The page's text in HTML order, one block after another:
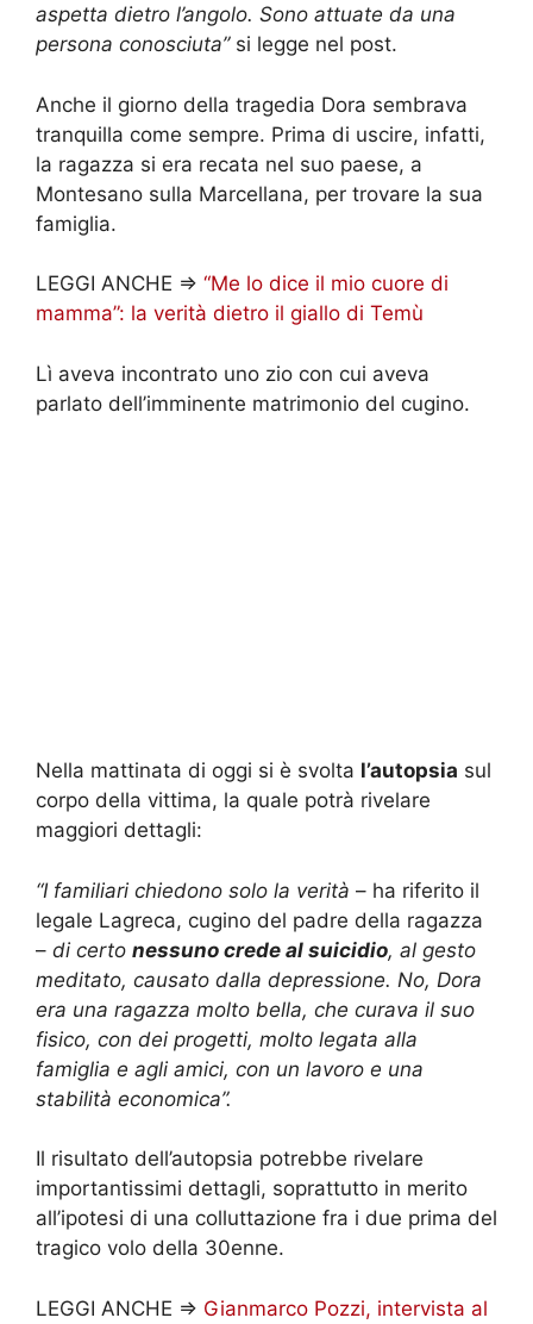
aspetta dietro l’angolo. Sono attuate da una
persona conosciuta”si legge nel post.
Anche il giorno della tragedia Dora sembrava
tranquilla come sempre. Prima di uscire, infatti,
la ragazza si era recata nel suo paese, a
Montesano sulla Marcellana, per trovare la sua
famiglia.
LEGGI ANCHE => “Me lo dice il mio cuore di
mamma”: la verità dietro il giallo di Temù
Lì aveva incontrato uno zio con cui aveva
parlato dell’imminente matrimonio del cugino.
Nella mattinata di oggi si è svolta l’autopsia sul
corpo della vittima, la quale potrà rivelare
maggiori dettagli:
“I familiari chiedono solo la verità – ha riferito il
legale Lagreca, cugino del padre della ragazza
– di certo nessuno crede al suicidio, al gesto
meditato, causato dalla depressione. No, Dora
era una ragazza molto bella, che curava il suo
fisico, con dei progetti, molto legata alla
famiglia e agli amici, con un lavoro e una
stabilità economica”.
Il risultato dell’autopsia potrebbe rivelare
importantissimi dettagli, soprattutto in merito
all’ipotesi di una colluttazione fra i due prima del
tragico volo della 30enne.
LEGGI ANCHE => Gianmarco Pozzi, intervista al